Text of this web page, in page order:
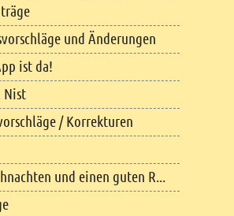
und Änderungen
ist da!
Nist
/ Korrekturen
und einen guten R...